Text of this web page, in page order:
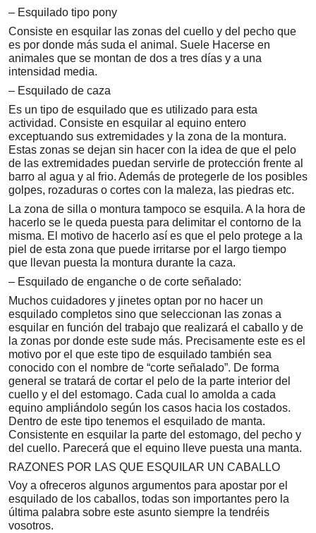
– Esquilado tipo pony
Consiste en esquilar las zonas del cuello y del pecho que
es por donde más suda el animal. Suele Hacerse en
animales que se montan de dos a tres días y a una
intensidad media.
– Esquilado de caza
Es un tipo de esquilado que es utilizado para esta
actividad. Consiste en esquilar al equino entero
exceptuando sus extremidades y la zona de la montura.
Estas zonas se dejan sin hacer con la idea de que el pelo
de las extremidades puedan servirle de protección frente al
barro al agua y al frio. Además de protegerle de los posibles
golpes, rozaduras o cortes con la maleza, las piedras etc.
La zona de silla o montura tampoco se esquila. A la hora de
hacerlo se le queda puesta para delimitar el contorno de la
misma. El motivo de hacerlo así es que el pelo protege a la
piel de esta zona que puede irritarse por el largo tiempo
que llevan puesta la montura durante la caza.
– Esquilado de enganche o de corte señalado:
Muchos cuidadores y jinetes optan por no hacer un
esquilado completos sino que seleccionan las zonas a
esquilar en función del trabajo que realizará el caballo y de
la zonas por donde este sude más. Precisamente este es el
motivo por el que este tipo de esquilado también sea
conocido con el nombre de “corte señalado”. De forma
general se tratará de cortar el pelo de la parte interior del
cuello y el del estomago. Cada cual lo amolda a cada
equino ampliándolo según los casos hacia los costados.
Dentro de este tipo tenemos el esquilado de manta.
Consistente en esquilar la parte del estomago, del pecho y
del cuello. Parecerá que el equino lleve puesta una manta.
RAZONES POR LAS QUE ESQUILAR UN CABALLO
Voy a ofreceros algunos argumentos para apostar por el
esquilado de los caballos, todas son importantes pero la
última palabra sobre este asunto siempre la tendréis
vosotros.